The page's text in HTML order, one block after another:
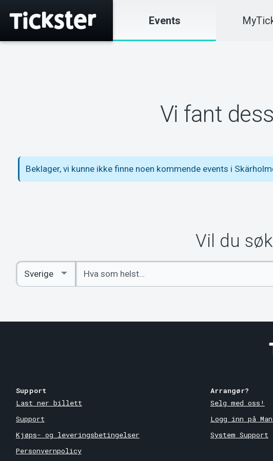
Events
Vi fant
Beklager, vi kunne ikke finne noen kommende events i
Vil du
Angi
nøkkelord
Select
Country
Support
Last ner billett
Support
Kjøps- og leveringsbetingelser
Personvernpolicy
Arrangør?
Selg med oss!
Logg inn på
System Support